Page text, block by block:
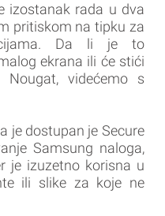
izostanak rada u dva
pritiskom na tipku za
Da li je to
ekrana ili će stići
videćemo s
je dostupan je Secure
Samsung naloga,
je izuzetno korisna u
ili slike za koje ne